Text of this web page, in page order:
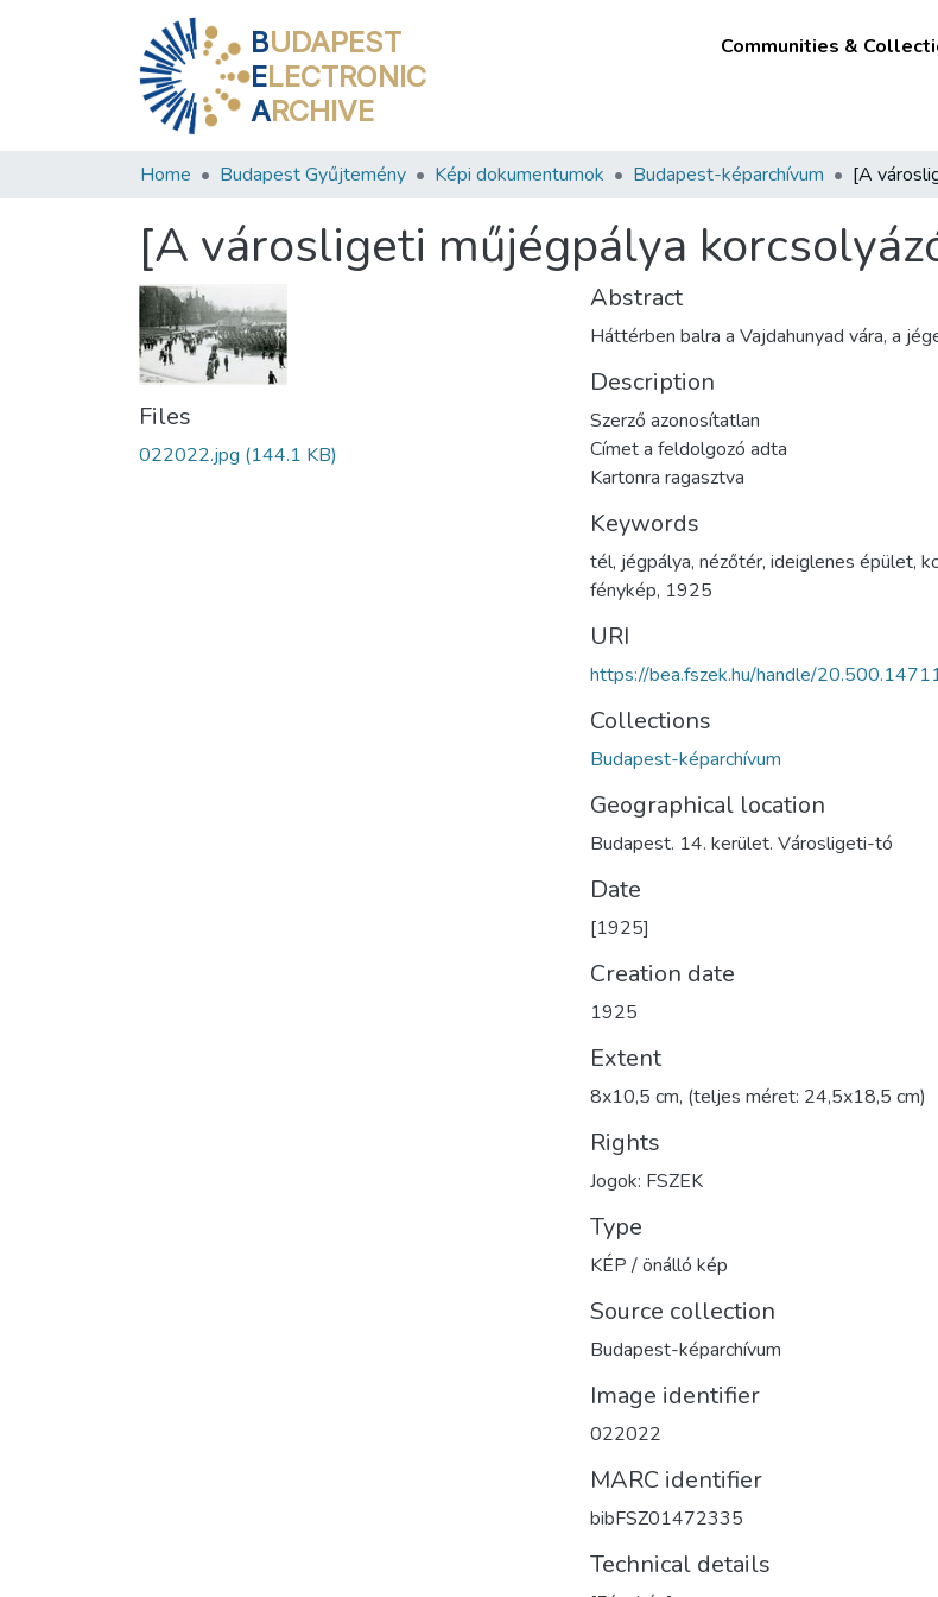
BUDAPEST
ELECTRONIC
ARCHIVE
Communities &
Home Budapest Gyűjtemény Képi dokumentumok Budapest-képarchívum
[A városligeti műjégpálya
Files
022022.jpg (144.1 KB)
Abstract
Háttérben balra a Vajdahunyad vára, a
Description
Szerző azonosítatlan
Címet a feldolgozó adta
Kartonra ragasztva
Keywords
tél, jégpálya, nézőtér, ideiglenes épület,
fénykép, 1925
URI
https://bea.fszek.hu/handle/
Collections
Budapest-képarchívum
Geographical location
Budapest. 14. kerület. Városligeti-tó
Date
[1925]
Creation date
1925
Extent
8x10,5 cm, (teljes méret: 24,5x18,5 cm)
Rights
Jogok: FSZEK
Type
KÉP / önálló kép
Source collection
Budapest-képarchívum
Image identifier
022022
MARC identifier
bibFSZ01472335
Technical details